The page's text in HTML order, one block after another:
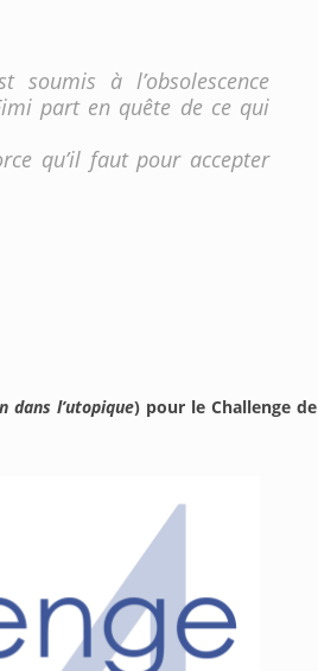
à l’obsolescence
part en quête de ce qui
qu’il faut pour accepter
dans l’utopique) pour le Challenge de